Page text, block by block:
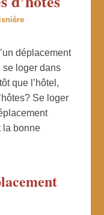
déplacement
se loger dans
que l’hôtel,
Se loger
la bonne